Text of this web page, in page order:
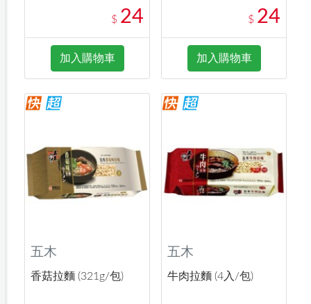
$ 24
加入購物車
$ 24
加入購物車
五木
香菇拉麵 (321g/包)
五木
牛肉拉麵 (4入/包)